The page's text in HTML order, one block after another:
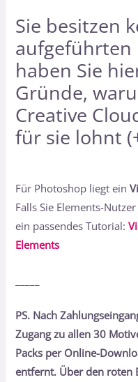
Sie besitzen
aufgeführten
haben Sie
Gründe,
Creative
für sie lohnt
Für Photoshop liegt ein
Falls Sie Elements-
ein passendes Tutorial:
Elements
PS. Nach
Zugang zu allen 30
Packs per Online-
entfernt. Über den roten